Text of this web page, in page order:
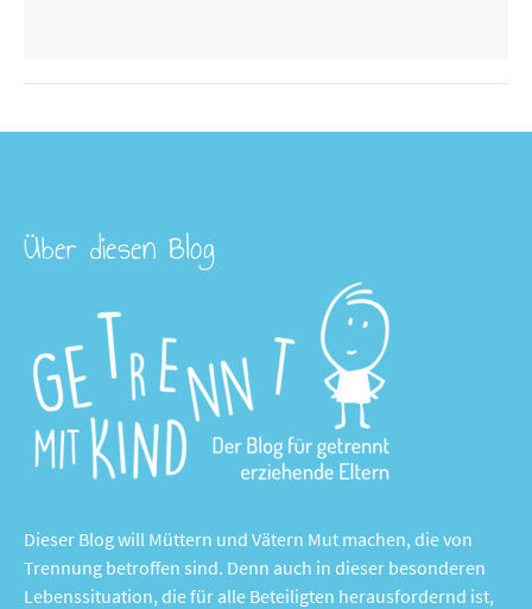
Über diesen Blog
Dieser Blog will Müttern und Vätern Mut machen, die von
Trennung betroffen sind. Denn auch in dieser besonderen
Lebenssituation, die für alle Beteiligten herausfordernd ist,